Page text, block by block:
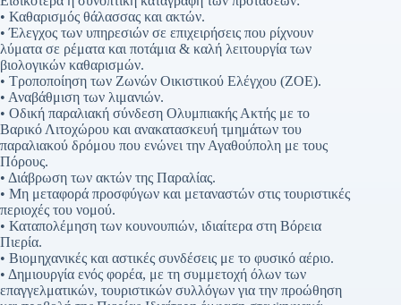
• Καθαρισμός θάλασσας και ακτών.
• Έλεγχος των υπηρεσιών σε επιχειρήσεις που ρίχνουν
λύματα σε ρέματα και ποτάμια & καλή λειτουργία των
βιολογικών καθαρισμών.
• Τροποποίηση των Ζωνών Οικιστικού Ελέγχου (ΖΟΕ).
• Αναβάθμιση των λιμανιών.
• Οδική παραλιακή σύνδεση Ολυμπιακής Ακτής με το
Βαρικό Λιτοχώρου και ανακατασκευή τμημάτων του
παραλιακού δρόμου που ενώνει την Αγαθούπολη με τους
Πόρους.
• Διάβρωση των ακτών της Παραλίας.
• Μη μεταφορά προσφύγων και μεταναστών στις τουριστικές
περιοχές του νομού.
• Καταπολέμηση των κουνουπιών, ιδιαίτερα στη Βόρεια
Πιερία.
• Βιομηχανικές και αστικές συνδέσεις με το φυσικό αέριο.
• Δημιουργία ενός φορέα, με τη συμμετοχή όλων των
επαγγελματικών, τουριστικών συλλόγων για την προώθηση